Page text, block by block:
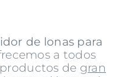
de lonas para
a todos
de gran